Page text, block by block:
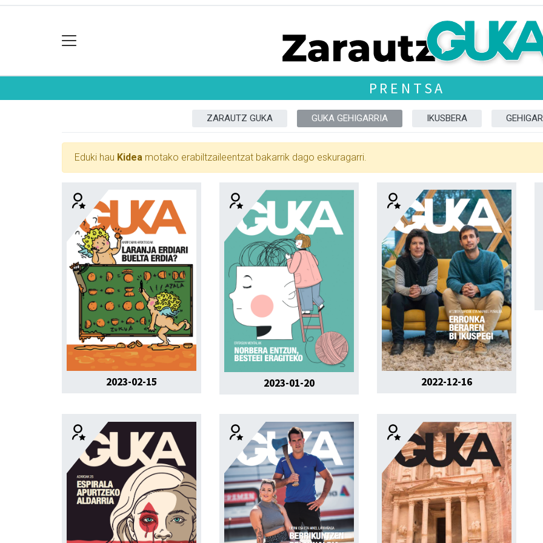
PRENTSA
ZARAUTZ GUKA GUKA GEHIGARRIA IKUSBERA
Eduki hau Kidea motako erabiltzaileentzat bakarrik dago eskuragarri.
2023-02-15 2023-01-20 2022-12-16